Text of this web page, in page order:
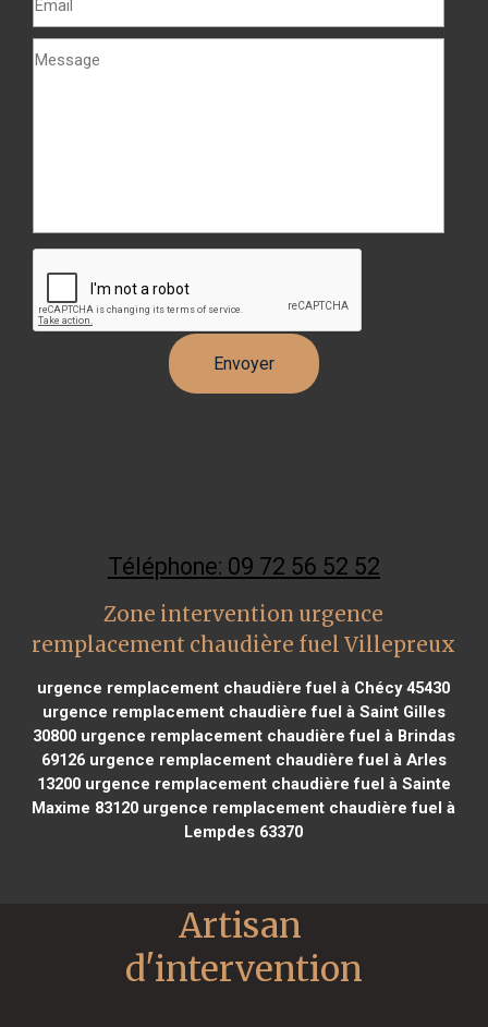
Téléphone: 09 72 56 52 52
Zone intervention urgence
remplacement chaudière fuel Villepreux
urgence remplacement chaudière fuel à Chécy 45430
urgence remplacement chaudière fuel à Saint Gilles
30800urgence remplacement chaudière fuel à Brindas
69126urgence remplacement chaudière fuel à Arles
13200urgence remplacement chaudière fuel à Sainte
Maxime 83120 urgence remplacement chaudière fuel à
Lempdes 63370
Artisan
d'intervention